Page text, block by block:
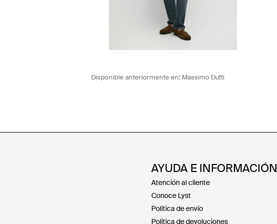
Disponible anteriormente en: Massimo Dutti
AYUDA E INFORMACIÓN
Atención al cliente
Conoce Lyst
Política de envío
Política de devoluciones